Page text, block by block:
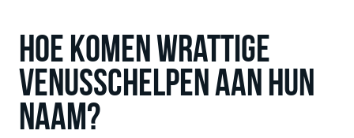
Hoe komen Wrattige
venusschelpen aan hun
naam?